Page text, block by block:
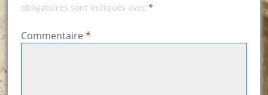
obligatoires sont indiqués avec *
Commentaire *